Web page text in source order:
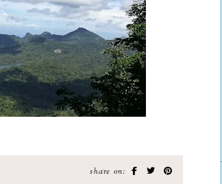
share on: